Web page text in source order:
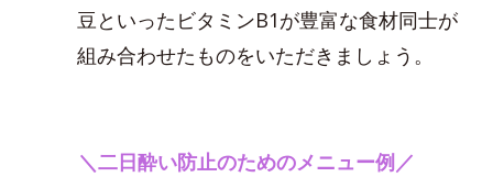
豆といったビタミンB1が豊富な食材同士が
組み合わせたものをいただきましょう。
＼二日酔い防止のためのメニュー例／